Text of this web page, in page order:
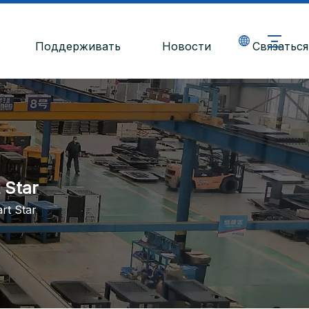
Поддерживать Новости
Star
Star